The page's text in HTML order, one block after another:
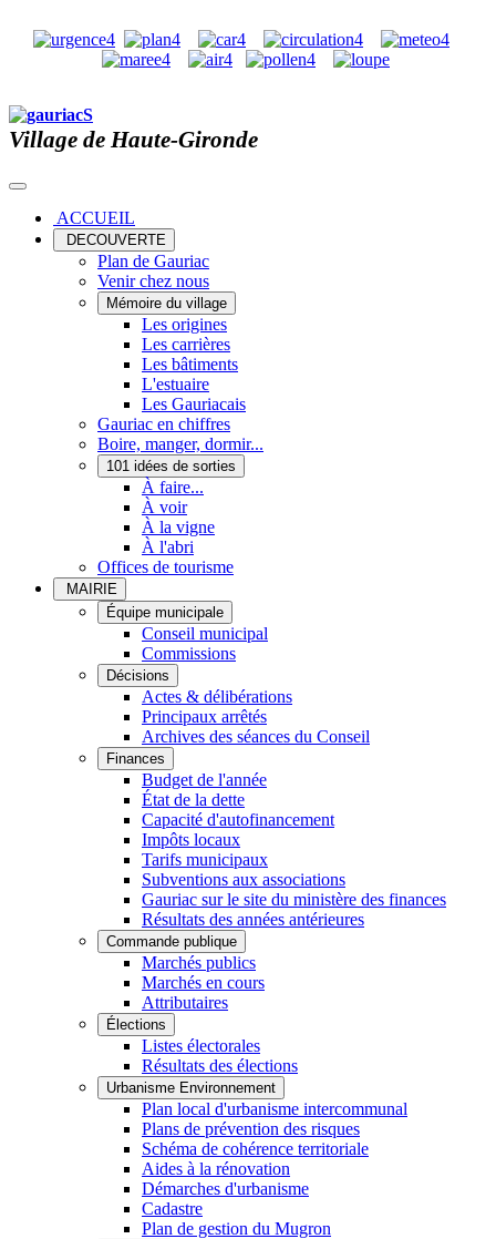
Village de Haute-Gironde
ACCUEIL
DECOUVERTE
Plan de Gauriac
Venir chez nous
Mémoire du village
Les origines
Les carrières
Les bâtiments
L'estuaire
Les Gauriacais
Gauriac en chiffres
Boire, manger, dormir...
101 idées de sorties
À faire...
À voir
À la vigne
À l'abri
Offices de tourisme
MAIRIE
Équipe municipale
Conseil municipal
Commissions
Décisions
Actes & délibérations
Principaux arrêtés
Archives des séances du Conseil
Finances
Budget de l'année
État de la dette
Capacité d'autofinancement
Impôts locaux
Tarifs municipaux
Subventions aux associations
Gauriac sur le site du ministère des finances
Résultats des années antérieures
Commande publique
Marchés publics
Marchés en cours
Attributaires
Élections
Listes électorales
Résultats des élections
Urbanisme Environnement
Plan local d'urbanisme intercommunal
Plans de prévention des risques
Schéma de cohérence territoriale
Aides à la rénovation
Démarches d'urbanisme
Cadastre
Plan de gestion du Mugron